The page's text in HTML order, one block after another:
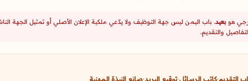
هو بعيد. باب اليمن ليس جهة التوظيف ولا يدّعي ملكية الإعلان الأصلي أو تمثيل
والتقديم.
التقديم·كاتب الرسائل·توقيع البريد·صانع النبذة المهنية